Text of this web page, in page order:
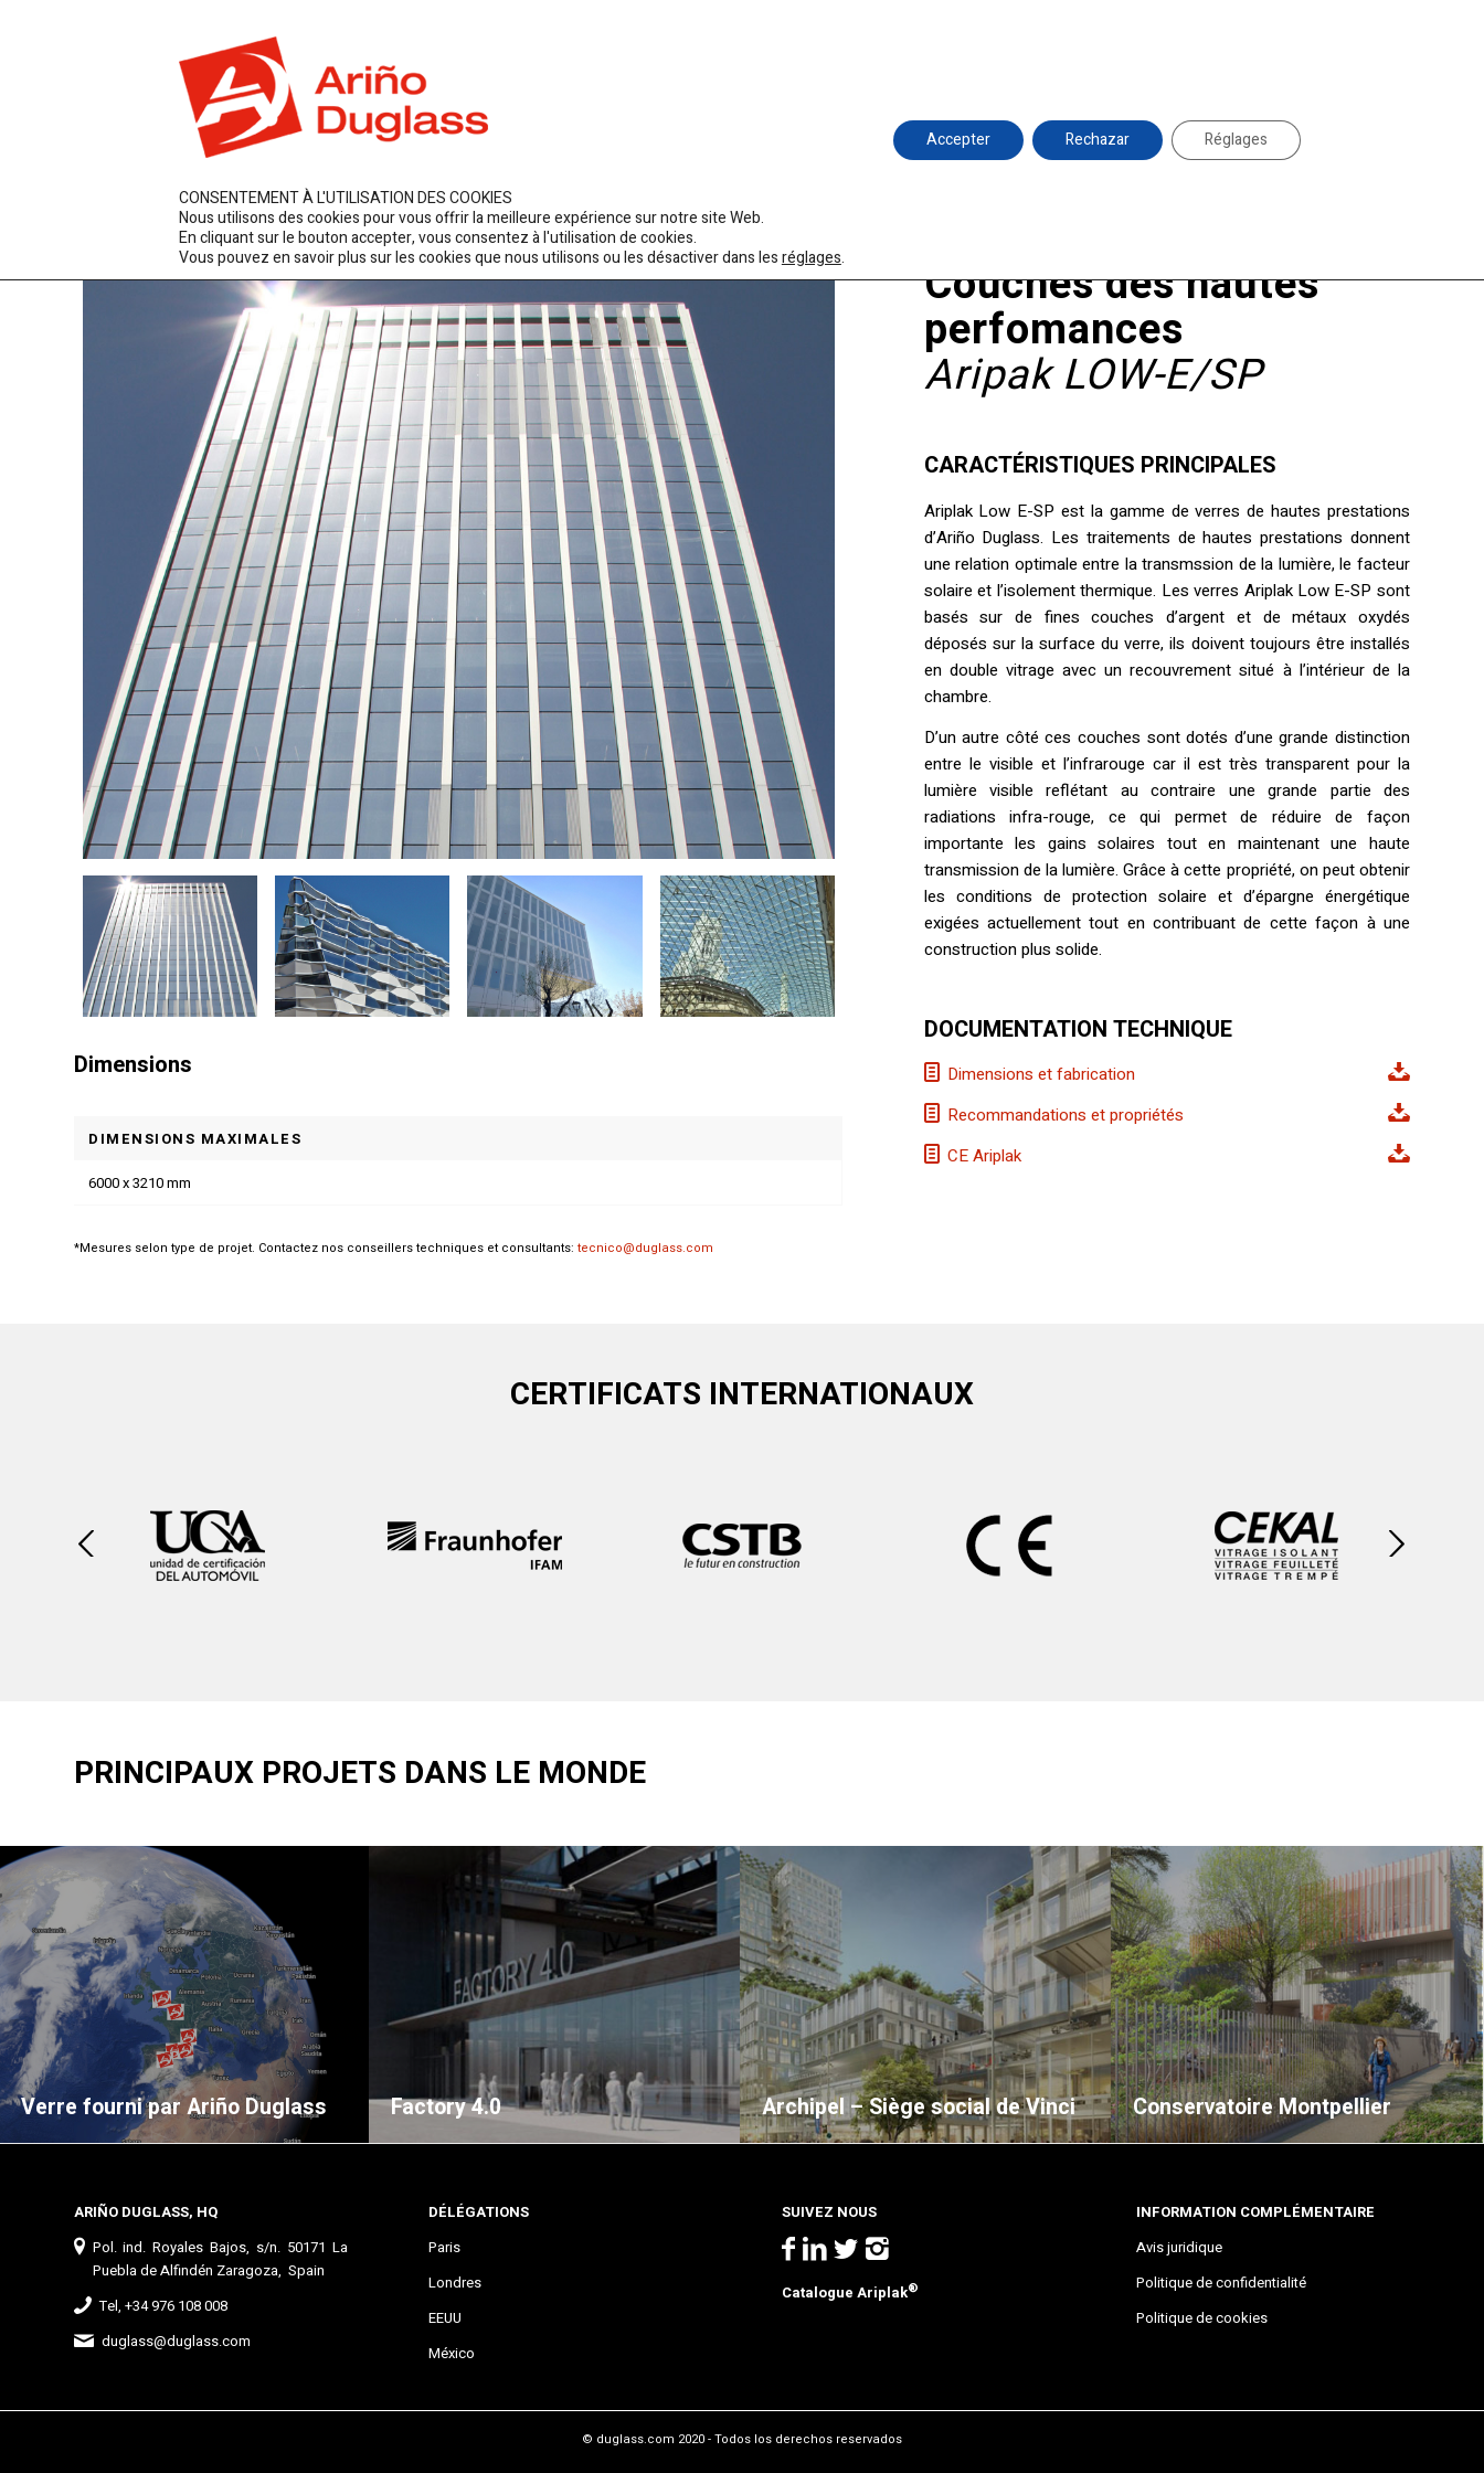
Dimensions
DIMENSIONS MAXIMALES
6000 x 3210 mm
*Mesures selon type de projet. Contactez nos conseillers techniques et consultants: tecnico@duglass.com
Couches des hautes
perfomances
Aripak LOW-E/SP
CARACTÉRISTIQUES PRINCIPALES
Ariplak Low E-SP est la gamme de verres de hautes prestations
d’Ariño Duglass. Les traitements de hautes prestations donnent
une relation optimale entre la transmssion de la lumière, le facteur
solaire et l’isolement thermique. Les verres Ariplak Low E-SP sont
basés sur de fines couches d’argent et de métaux oxydés
déposés sur la surface du verre, ils doivent toujours être installés
en double vitrage avec un recouvrement situé à l’intérieur de la
chambre.
D’un autre côté ces couches sont dotés d’une grande distinction
entre le visible et l’infrarouge car il est très transparent pour la
lumière visible reflétant au contraire une grande partie des
radiations infra-rouge, ce qui permet de réduire de façon
importante les gains solaires tout en maintenant une haute
transmission de la lumière. Grâce à cette propriété, on peut obtenir
les conditions de protection solaire et d’épargne énergétique
exigées actuellement tout en contribuant de cette façon à une
construction plus solide.
DOCUMENTATION TECHNIQUE
Dimensions et fabrication
Recommandations et propriétés
CE Ariplak
CERTIFICATS INTERNATIONAUX
Suivant
PRINCIPAUX PROJETS DANS LE MONDE
Verre fourni par Ariño Duglass Factory 4.0 Archipel – Siège social de Vinci Conservatoire Montpellier
ARIÑO DUGLASS, HQ
Pol. ind. Royales Bajos, s/n. 50171 La
Puebla de Alfindén Zaragoza, Spain
Tel, +34 976 108 008
duglass@duglass.com
DÉLÉGATIONS
Paris
Londres
EEUU
México
SUIVEZ NOUS
Catalogue Ariplak®
INFORMATION COMPLÉMENTAIRE
Avis juridique
Politique de confidentialité
Politique de cookies
© duglass.com 2020 - Todos los derechos reservados
CONSENTEMENT À L'UTILISATION DES COOKIES
Nous utilisons des cookies pour vous offrir la meilleure expérience sur notre site Web.
En cliquant sur le bouton accepter, vous consentez à l'utilisation de cookies.
Vous pouvez en savoir plus sur les cookies que nous utilisons ou les désactiver dans lesréglages.
Accepter Rechazar Réglages